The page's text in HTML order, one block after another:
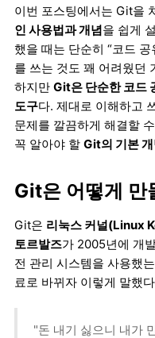
이번 포스팅에서는 Git을
인 사용법과 개념을 쉽게
했을 때는 단순히 “코드
를 쓰는 것도 꽤 어려웠던
하지만 Git은 단순한 코드
도구다. 제대로 이해하고
문제를 깔끔하게 해결할
꼭 알아야 할 Git의 기본
Git은 어떻게 만
Git은 리눅스 커널(Linux
토르발즈가 2005년에 개
전 관리 시스템을 사용했
료로 바뀌자 이렇게 말했
"돈 내기 싫으니 내가